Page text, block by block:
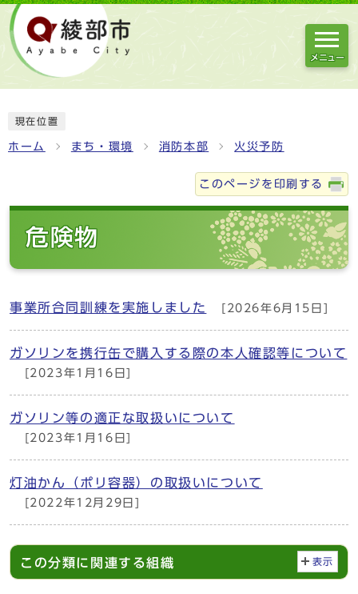
メニュー
現在位置
ホーム まち・環境 消防本部 火災予防
このページを印刷する
危険物
事業所合同訓練を実施しました [2026年6月15日]
ガソリンを携行缶で購入する際の本人確認等について
[2023年1月16日]
ガソリン等の適正な取扱いについて
[2023年1月16日]
灯油かん（ポリ容器）の取扱いについて
[2022年12月29日]
この分類に関連する組織 表示